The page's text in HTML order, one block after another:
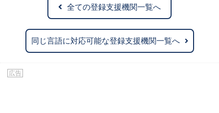
全ての登録支援機関一覧へ
同じ言語に対応可能な登録支援機関一覧へ
広告